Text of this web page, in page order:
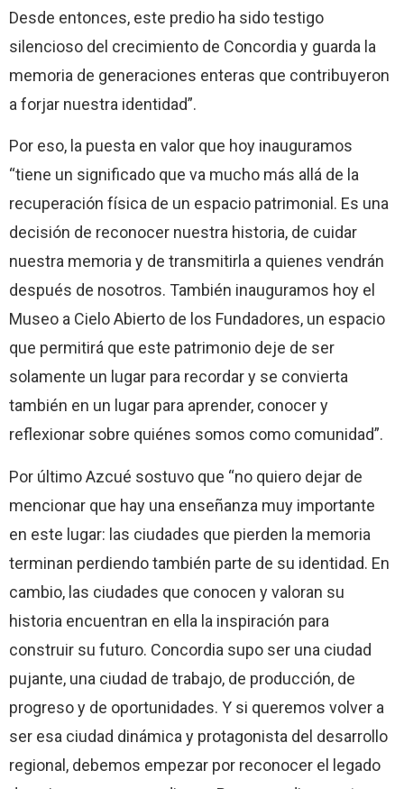
Desde entonces, este predio ha sido testigo
silencioso del crecimiento de Concordia y guarda la
memoria de generaciones enteras que contribuyeron
a forjar nuestra identidad”.
Por eso, la puesta en valor que hoy inauguramos
“tiene un significado que va mucho más allá de la
recuperación física de un espacio patrimonial. Es una
decisión de reconocer nuestra historia, de cuidar
nuestra memoria y de transmitirla a quienes vendrán
después de nosotros. También inauguramos hoy el
Museo a Cielo Abierto de los Fundadores, un espacio
que permitirá que este patrimonio deje de ser
solamente un lugar para recordar y se convierta
también en un lugar para aprender, conocer y
reflexionar sobre quiénes somos como comunidad”.
Por último Azcué sostuvo que “no quiero dejar de
mencionar que hay una enseñanza muy importante
en este lugar: las ciudades que pierden la memoria
terminan perdiendo también parte de su identidad. En
cambio, las ciudades que conocen y valoran su
historia encuentran en ella la inspiración para
construir su futuro. Concordia supo ser una ciudad
pujante, una ciudad de trabajo, de producción, de
progreso y de oportunidades. Y si queremos volver a
ser esa ciudad dinámica y protagonista del desarrollo
regional, debemos empezar por reconocer el legado